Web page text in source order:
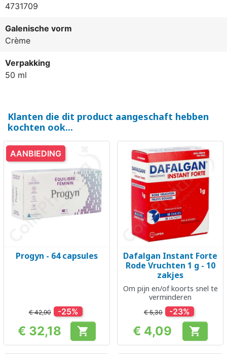
4731709
Galenische vorm
Crème
Verpakking
50 ml
Klanten die dit product aangeschaft hebben
kochten ook...
Progyn - 64 capsules
€ 42,90 -25%
Prijs
€ 32,18 
AANBIEDING
Dafalgan Instant Forte
Rode Vruchten 1 g - 10
zakjes
Om pijn en/of koorts snel te
verminderen
€ 5,30 -23%
Prijs
€ 4,09 